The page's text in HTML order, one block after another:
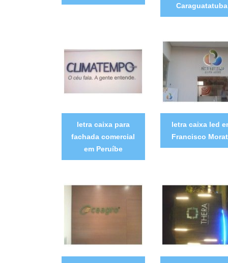
Caraguatatuba
letra caixa para
fachada comercial
em Peruíbe
letra caixa led
Francisco